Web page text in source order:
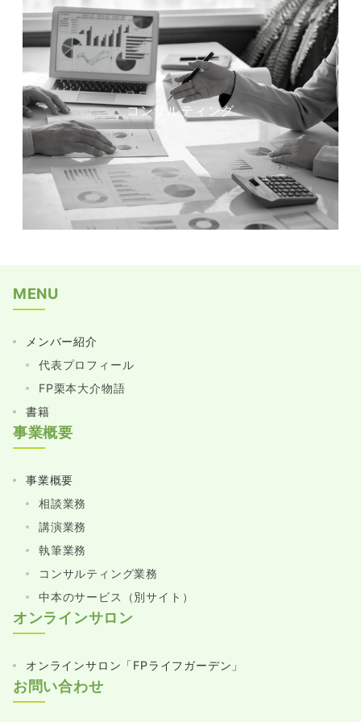
コンサルティング
MENU
メンバー紹介
代表プロフィール
FP栗本大介物語
書籍
事業概要
事業概要
相談業務
講演業務
執筆業務
コンサルティング業務
中本のサービス（別サイト）
オンラインサロン
オンラインサロン「FPライフガーデン」
お問い合わせ